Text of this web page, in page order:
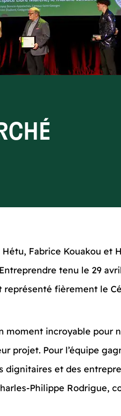
Fabrice Kouakou et
tenu le 29
fièrement le
moment incroyable
projet. Pour l’équipe
dignitaires et des
Philippe Rodrigue,